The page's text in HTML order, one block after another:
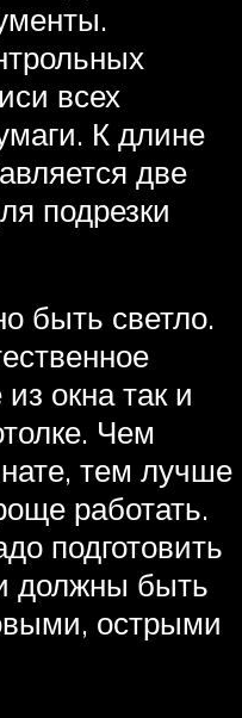
всех
К длине
две
подрезки
быть светло.
окна так и
Чем
тем лучше
работать.
подготовить
должны быть
острыми